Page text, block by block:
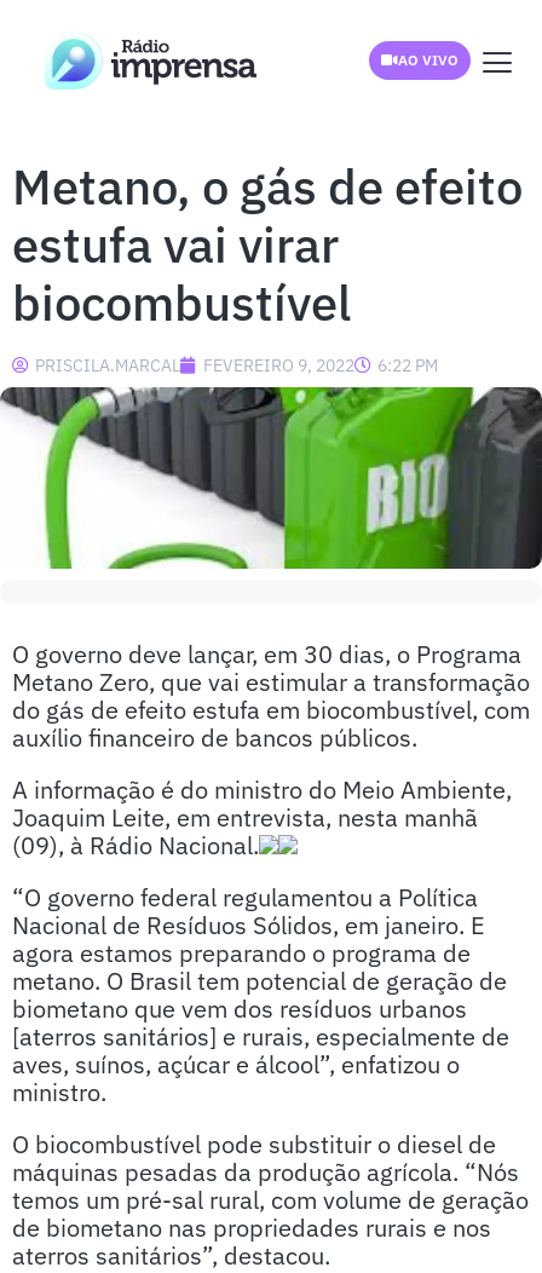
AO VIVO
Metano, o gás de efeito
estufa vai virar
biocombustível
PRISCILA.MARCAL FEVEREIRO 9, 2022 6:22 PM
O governo deve lançar, em 30 dias, o Programa
Metano Zero, que vai estimular a transformação
do gás de efeito estufa em biocombustível, com
auxílio financeiro de bancos públicos.
A informação é do ministro do Meio Ambiente,
Joaquim Leite, em entrevista, nesta manhã
(09), à Rádio Nacional.
“O governo federal regulamentou a Política
Nacional de Resíduos Sólidos, em janeiro. E
agora estamos preparando o programa de
metano. O Brasil tem potencial de geração de
biometano que vem dos resíduos urbanos
[aterros sanitários] e rurais, especialmente de
aves, suínos, açúcar e álcool”, enfatizou o
ministro.
O biocombustível pode substituir o diesel de
máquinas pesadas da produção agrícola. “Nós
temos um pré-sal rural, com volume de geração
de biometano nas propriedades rurais e nos
aterros sanitários”, destacou.